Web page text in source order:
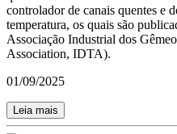
controlador de canais quentes e
temperatura, os quais são
Associação Industrial dos
Association, IDTA).
01/09/2025
Leia mais